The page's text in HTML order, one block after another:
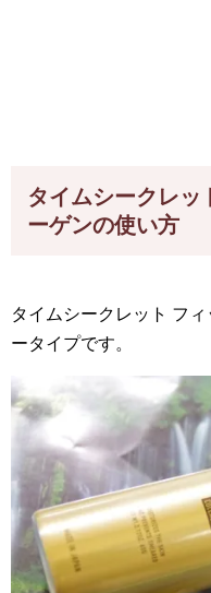
タイムシークレッ
ーゲンの使い方
タイムシークレット フ
ータイプです。